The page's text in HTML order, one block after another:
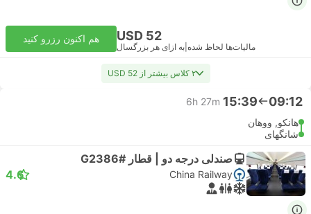
USD 52
مالیات‌ها لحاظ شده به ازای هر بزرگسال
هم اکنون رزرو کنید
۲ کلاس بیشتر از USD 52
09:12
15:39
6h 27m
هانکو, ووهان
شانگهای
صندلی درجه دو | قطار #G2386
China Railway
4.6